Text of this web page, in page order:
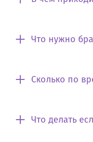
Что нужно
Сколько по
Что делать